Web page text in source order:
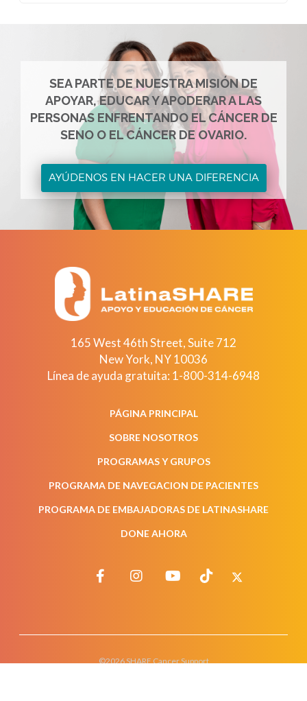
SEA PARTE DE NUESTRA MISIÓN DE
APOYAR, EDUCAR Y APODERAR A LAS
PERSONAS ENFRENTANDO EL CÁNCER DE
SENO O EL CÁNCER DE OVARIO.
AYÚDENOS EN HACER UNA DIFERENCIA
165 West 46th Street, Suite 712
New York, NY10036
Línea de ayuda gratuita: 1-800-314-6948
PÁGINA PRINCIPAL
SOBRE NOSOTROS
PROGRAMAS Y GRUPOS
PROGRAMA DE NAVEGACION DE PACIENTES
PROGRAMA DE EMBAJADORAS DE LATINASHARE
DONE AHORA
©2026 SHARE Cancer Support